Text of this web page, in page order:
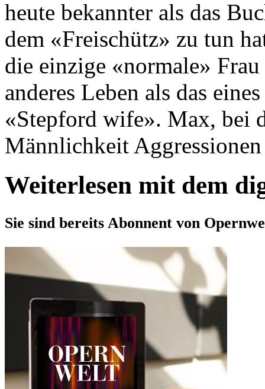
heute bekannter als das
dem «Freischütz» zu tun
die einzige «normale»
anderes Leben als das
«Stepford wife». Max, bei
Männlichkeit Aggressionen
Weiterlesen mit dem
Sie sind bereits Abonnent von